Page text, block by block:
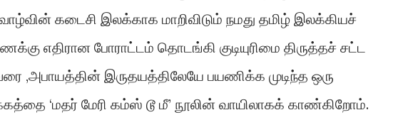
கடைசி இலக்காக மாறிவிடும் நமது தமிழ் இலக்கியச்
எதிரான போராட்டம் தொடங்கி குடியுரிமை திருத்தச் சட்ட
,அபாயத்தின் இருதயத்திலேயே பயணிக்க முடிந்த ஒரு
‘மதர் மேரி கம்ஸ் டூ மீ’ நூலின் வாயிலாகக் காண்கிறோம்.